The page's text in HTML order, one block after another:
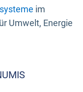
im
Umwelt, Energie